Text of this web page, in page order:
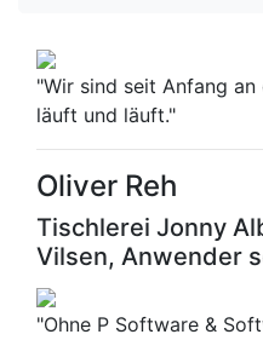
"Wir sind seit Anfang
läuft und läuft."
Oliver Reh
Tischlerei Jonny
Vilsen, Anwender
"Ohne P Software &